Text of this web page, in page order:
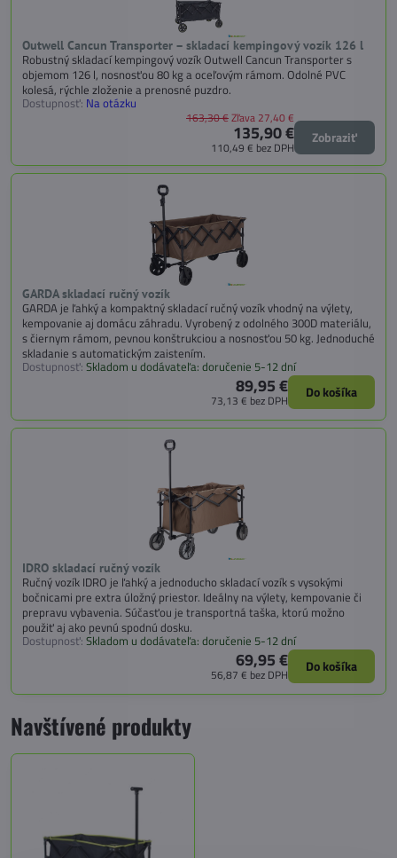
Outwell Cancun Transporter – skladací kempingový vozík 126 l
Robustný skladací kempingový vozík Outwell Cancun Transporter s
objemom 126 l, nosnosťou 80 kg a oceľovým rámom. Odolné PVC
kolesá, rýchle zloženie a prenosné puzdro.
Dostupnosť: Na otázku
135,90 €
110,49 € bez DPH
163,30 €Zľava 27,40 €
Zobraziť
GARDA skladací ručný vozík
GARDA je ľahký a kompaktný skladací ručný vozík vhodný na výlety,
kempovanie aj domácu záhradu. Vyrobený z odolného 300D materiálu,
s čiernym rámom, pevnou konštrukciou a nosnosťou 50 kg. Jednoduché
skladanie s automatickým zaistením.
Dostupnosť: Skladom u dodávateľa: doručenie 5-12 dní
89,95 €
73,13 € bez DPH Do košíka
IDRO skladací ručný vozík
Ručný vozík IDRO je ľahký a jednoducho skladací vozík s vysokými
bočnicami pre extra úložný priestor. Ideálny na výlety, kempovanie či
prepravu vybavenia. Súčasťou je transportná taška, ktorú možno
použiť aj ako pevnú spodnú dosku.
Dostupnosť: Skladom u dodávateľa: doručenie 5-12 dní
69,95 €
56,87 € bez DPH Do košíka
Navštívené produkty